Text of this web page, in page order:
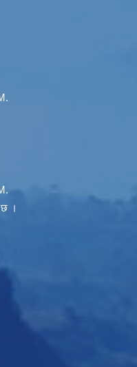
छ ।